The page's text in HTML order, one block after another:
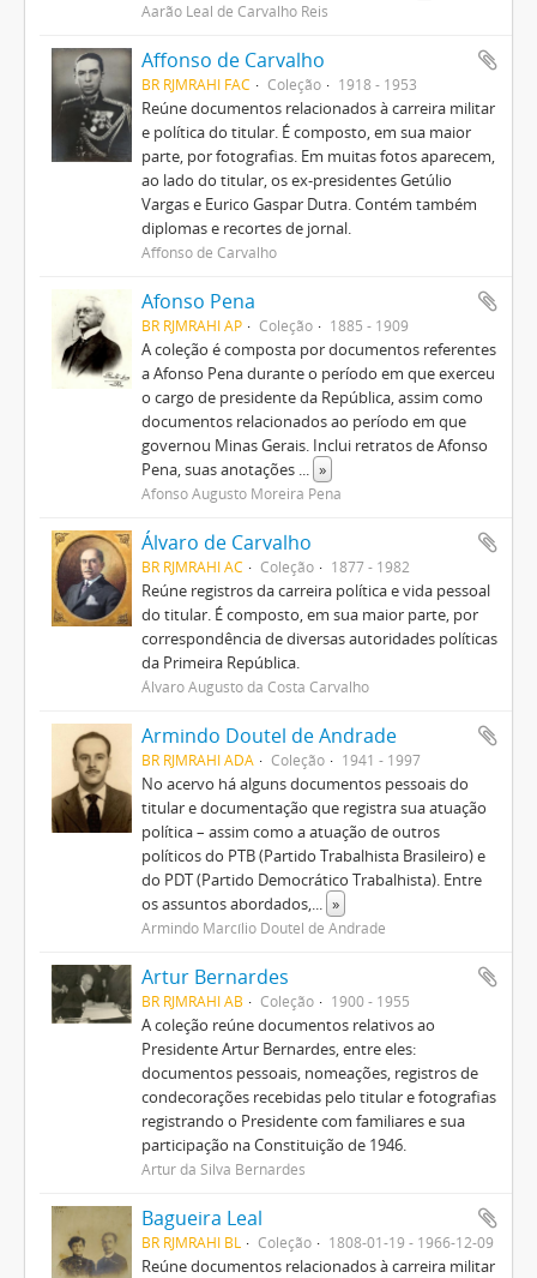
Aarão Leal de Carvalho Reis
Affonso de Carvalho
BR RJMRAHI FAC Coleção 1918 - 1953
Reúne documentos relacionados à carreira militar
e política do titular. É composto, em sua maior
parte, por fotografias. Em muitas fotos aparecem,
ao lado do titular, os ex-presidentes Getúlio
Vargas e Eurico Gaspar Dutra. Contém também
diplomas e recortes de jornal.
Affonso de Carvalho
Afonso Pena
BR RJMRAHI AP Coleção 1885 - 1909
A coleção é composta por documentos referentes
a Afonso Pena durante o período em que exerceu
o cargo de presidente da República, assim como
documentos relacionados ao período em que
governou Minas Gerais. Inclui retratos de Afonso
Pena, suas anotações ... »
Afonso Augusto Moreira Pena
Álvaro de Carvalho
BR RJMRAHI AC Coleção 1877 - 1982
Reúne registros da carreira política e vida pessoal
do titular. É composto, em sua maior parte, por
correspondência de diversas autoridades políticas
da Primeira República.
Álvaro Augusto da Costa Carvalho
Armindo Doutel de Andrade
BR RJMRAHI ADA Coleção 1941 - 1997
No acervo há alguns documentos pessoais do
titular e documentação que registra sua atuação
política – assim como a atuação de outros
políticos do PTB (Partido Trabalhista Brasileiro) e
do PDT (Partido Democrático Trabalhista). Entre
os assuntos abordados,... »
Armindo Marcílio Doutel de Andrade
Artur Bernardes
BR RJMRAHI AB Coleção 1900 - 1955
A coleção reúne documentos relativos ao
Presidente Artur Bernardes, entre eles:
documentos pessoais, nomeações, registros de
condecorações recebidas pelo titular e fotografias
registrando o Presidente com familiares e sua
participação na Constituição de 1946.
Artur da Silva Bernardes
Bagueira Leal
BR RJMRAHI BL Coleção 1808-01-19 - 1966-12-09
Reúne documentos relacionados à carreira militar